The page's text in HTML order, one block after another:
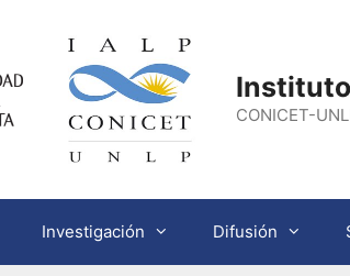
CONICET-
Investigación Difusión